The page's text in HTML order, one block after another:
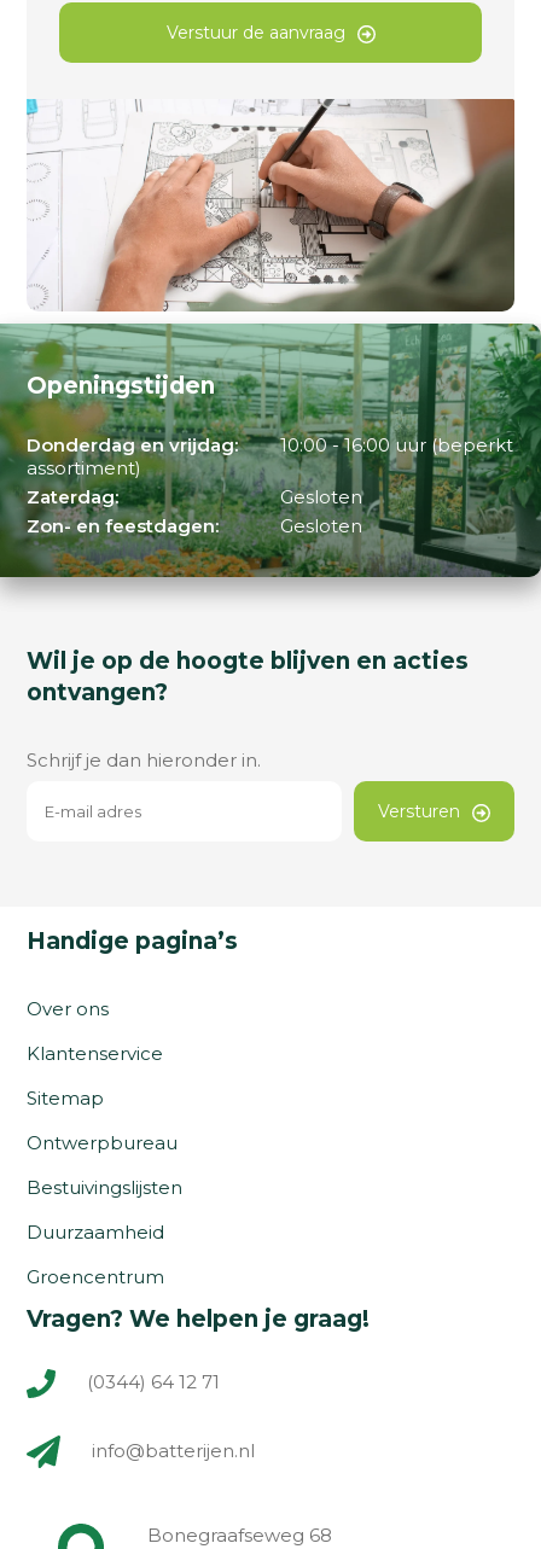
Verstuur de aanvraag
Openingstijden
Donderdag en vrijdag:
10:00 - 16:00 uur (beperkt
assortiment)
Zaterdag:
Gesloten
Zon- en feestdagen:
Gesloten
Wil je op de hoogte blijven en acties
ontvangen?
Schrijf je dan hieronder in.
Versturen
Handige pagina’s
Over ons
Klantenservice
Sitemap
Ontwerpbureau
Bestuivingslijsten
Duurzaamheid
Groencentrum
Vragen? We helpen je graag!
(0344) 64 12 71
info@batterijen.nl
Bonegraafseweg 68